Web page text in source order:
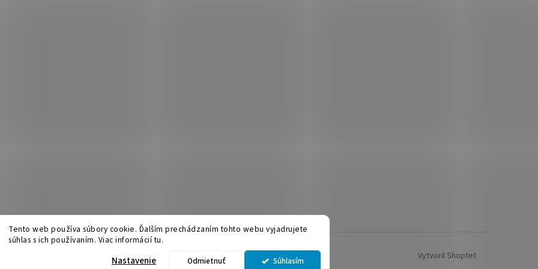
Tento web používa súbory cookie. Ďalším prechádzaním tohto webu vyjadrujete
súhlas s ich používaním. Viac informácií tu.
Súhlasím
Odmietnuť
Nastavenie Vytvoril Shoptet